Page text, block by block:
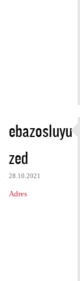
ebazosluyu
zed
28.10.2021
Adres